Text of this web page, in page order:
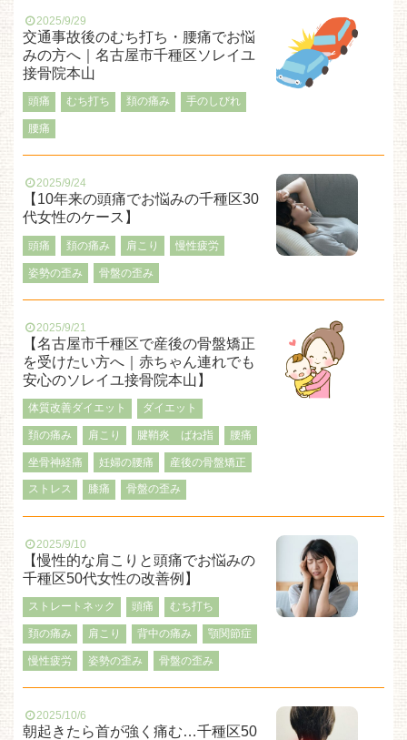
2025/9/29
交通事故後のむち打ち・腰痛でお悩
みの方へ｜名古屋市千種区ソレイユ
接骨院本山
頭痛 むち打ち 頚の痛み 手のしびれ
腰痛
2025/9/24
【10年来の頭痛でお悩みの千種区30
代女性のケース】
頭痛 頚の痛み 肩こり 慢性疲労
姿勢の歪み 骨盤の歪み
2025/9/21
【名古屋市千種区で産後の骨盤矯正
を受けたい方へ｜赤ちゃん連れでも
安心のソレイユ接骨院本山】
体質改善ダイエット ダイエット
頚の痛み 肩こり 腱鞘炎 ばね指 腰痛
坐骨神経痛 妊婦の腰痛 産後の骨盤矯正
ストレス 膝痛 骨盤の歪み
2025/9/10
【慢性的な肩こりと頭痛でお悩みの
千種区50代女性の改善例】
ストレートネック 頭痛 むち打ち
頚の痛み 肩こり 背中の痛み 顎関節症
慢性疲労 姿勢の歪み 骨盤の歪み
2025/10/6
朝起きたら首が強く痛む…千種区50